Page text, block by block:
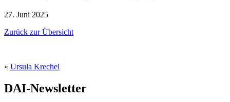
27. Juni 2025
Zurück zur Übersicht
« Ursula Krechel
DAI-Newsletter